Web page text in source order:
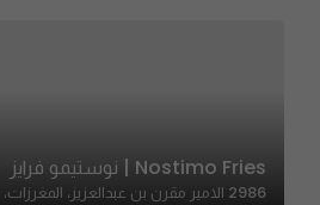
Nostimo Fries | نوستيمو فرايز